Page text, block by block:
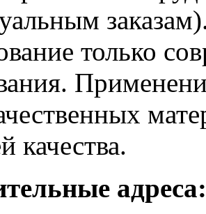
только
качества.
адреса: